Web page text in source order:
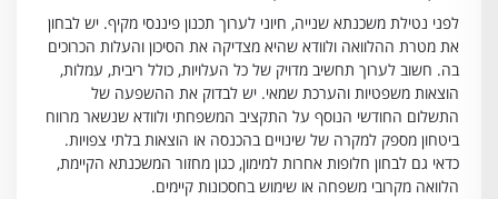
לפני נטילת משכנתא שנייה, חיוני לערוך תכנון פיננסי מקיף. יש לבחון
את מטרת ההלוואה ולוודא שהיא מצדיקה את הסיכון והעלות הכרוכים
בה. חשוב לערוך תחשיב מדויק של כל העלויות, כולל ריבית, עמלות,
הוצאות משפטיות והערכת שמאי. יש לבדוק את ההשפעה של
התשלום החודשי הנוסף על התקציב המשפחתי ולוודא שנשאר מרווח
ביטחון מספק למקרה של שינויים בהכנסה או הוצאות בלתי צפויות.
כדאי גם לבחון חלופות אחרות למימון, כגון מחזור המשכנתא הקיימת,
הלוואה מקרובי משפחה או שימוש בחסכונות קיימים.